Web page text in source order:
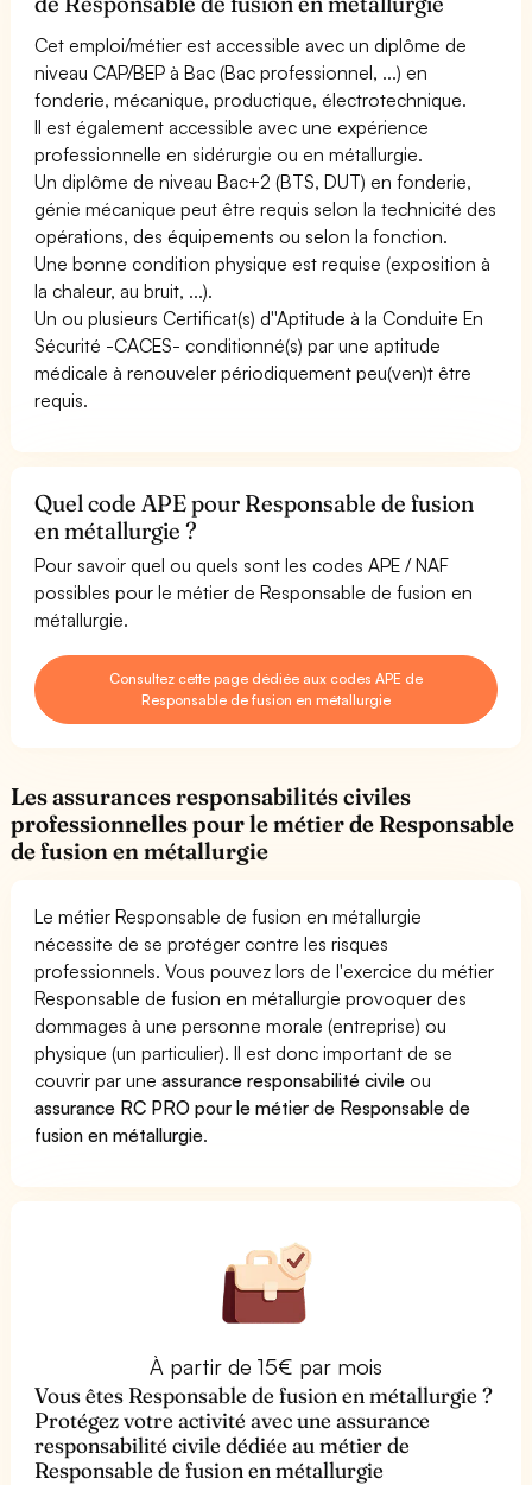
Cet emploi/métier est accessible avec un diplôme de
niveau CAP/BEP à Bac (Bac professionnel, ...) en
fonderie, mécanique, productique, électrotechnique.
Il est également accessible avec une expérience
professionnelle en sidérurgie ou en métallurgie.
Un diplôme de niveau Bac+2 (BTS, DUT) en fonderie,
génie mécanique peut être requis selon la technicité des
opérations, des équipements ou selon la fonction.
Une bonne condition physique est requise (exposition à
la chaleur, au bruit, ...).
Un ou plusieurs Certificat(s) d''Aptitude à la Conduite En
Sécurité -CACES- conditionné(s) par une aptitude
médicale à renouveler périodiquement peu(ven)t être
requis.
Quel code APE pour Responsable de fusion
en métallurgie ?
Pour savoir quel ou quels sont les codes APE / NAF
possibles pour le métier de Responsable de fusion en
métallurgie.
Consultez cette page dédiée aux codes APE de
Responsable de fusion en métallurgie
Les assurances responsabilités civiles
professionnelles pour le métier de Responsable
de fusion en métallurgie
Le métier Responsable de fusion en métallurgie
nécessite de se protéger contre les risques
professionnels. Vous pouvez lors de l'exercice du métier
Responsable de fusion en métallurgie provoquer des
dommages à une personne morale (entreprise) ou
physique (un particulier). Il est donc important de se
couvrir par uneassurance responsabilité civile ou
assurance RC PRO pour le métier de Responsable de
fusion en métallurgie.
À partir de 15€ par mois
Vous êtes Responsable de fusion en métallurgie ?
Protégez votre activité avec une assurance
responsabilité civile dédiée au métier de
Responsable de fusion en métallurgie